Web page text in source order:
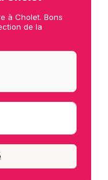
à Cholet. Bons
de la